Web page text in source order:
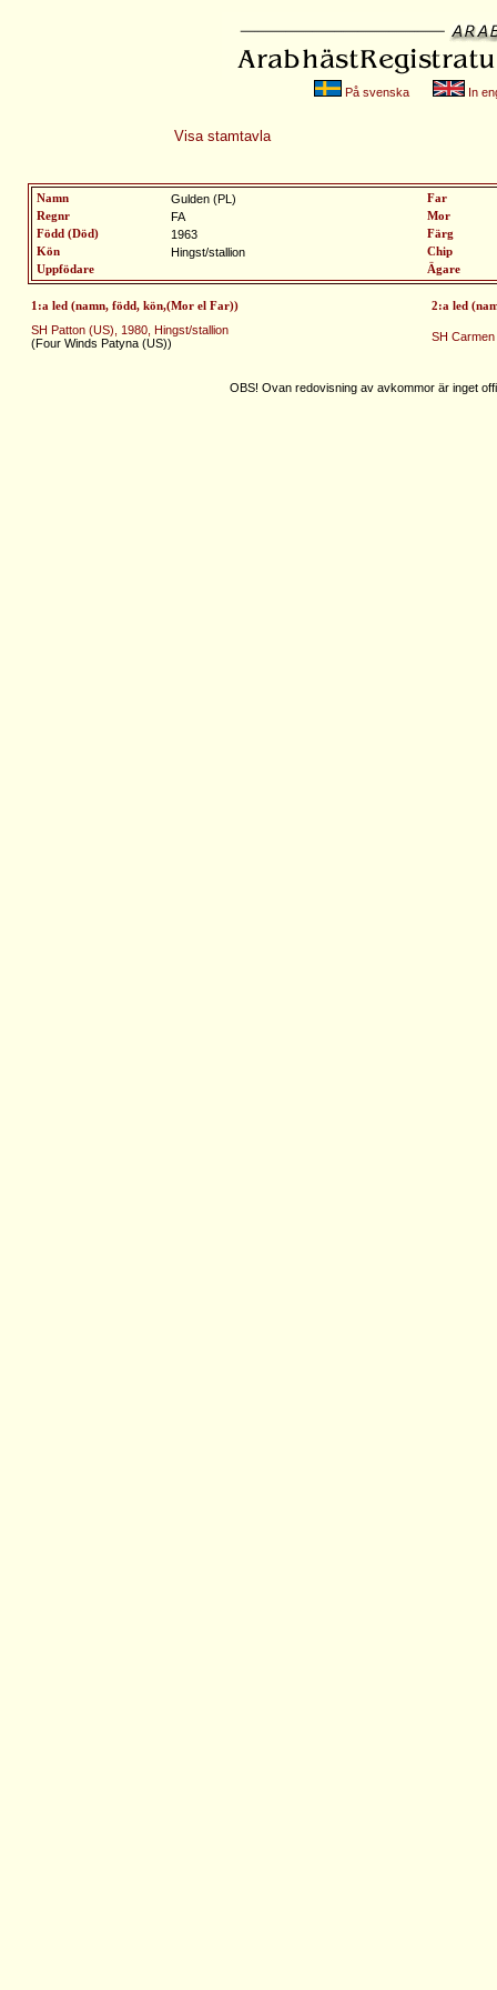
På svenska In
Visa stamtavla
Namn Gulden (PL)
Far
Regnr
FA
Mor
Född (Död)
1963
Färg
Kön
Hingst/stallion
Chip
Uppfödare
Ägare
1:a led (namn, född, kön,(Mor el Far)) 2:a led
SH Patton (US), 1980, Hingst/stallion
(Four Winds Patyna (US))
SH
OBS! Ovan redovisning av avkommor är inget